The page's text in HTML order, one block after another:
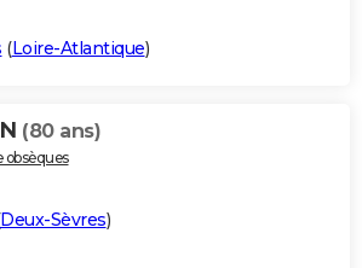
(Loire-Atlantique)
(80 ans)
Deux-Sèvres)